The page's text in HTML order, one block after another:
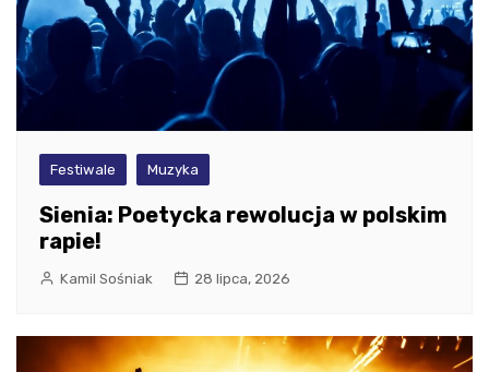
Festiwale Muzyka
Sienia: Poetycka rewolucja w polskim
rapie!
Kamil Sośniak 28 lipca, 2026